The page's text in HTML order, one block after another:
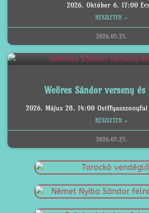
2026. Október 6. 17:00
RÉSZLETEK »
2026.05.25.
Weöres Sándor verseny
2026. Május 28. 14:00
RÉSZLETEK »
2026.05.25.